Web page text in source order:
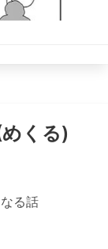
めくる)
る話